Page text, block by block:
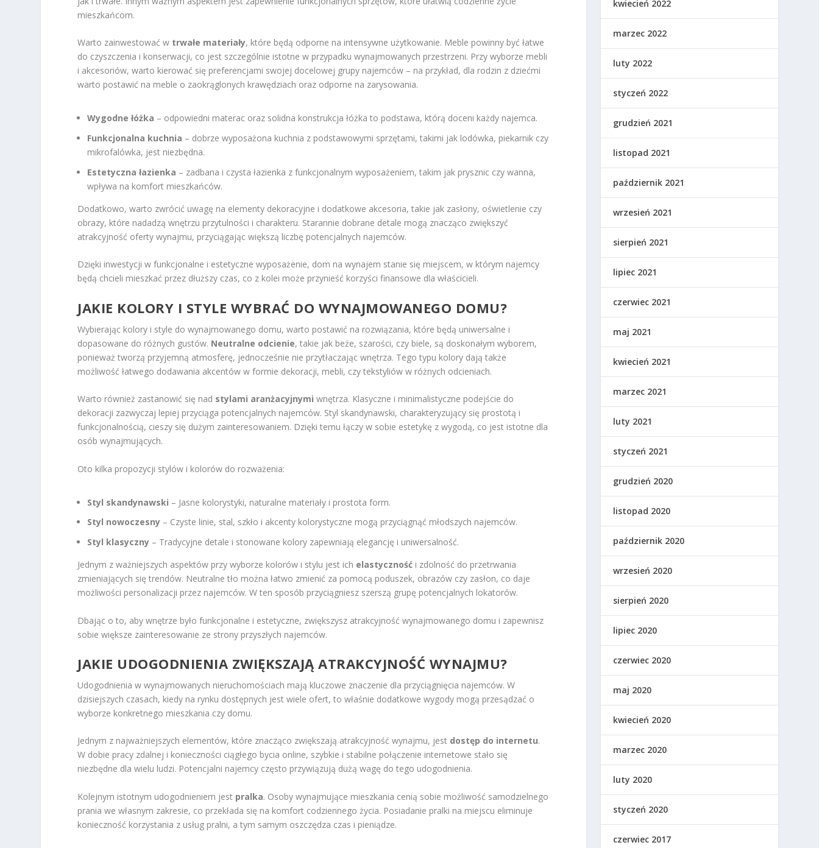
mieszkańcom.
Warto zainwestować w trwałe materiały, które będą odporne na intensywne użytkowanie. Meble powinny być łatwe
do czyszczenia i konserwacji, co jest szczególnie istotne w przypadku wynajmowanych przestrzeni. Przy wyborze mebli
i akcesoriów, warto kierować się preferencjami swojej docelowej grupy najemców – na przykład, dla rodzin z dziećmi
warto postawić na meble o zaokrąglonych krawędziach oraz odporne na zarysowania.
Wygodne łóżka – odpowiedni materac oraz solidna konstrukcja łóżka to podstawa, którą doceni każdy najemca.
Funkcjonalna kuchnia – dobrze wyposażona kuchnia z podstawowymi sprzętami, takimi jak lodówka, piekarnik czy
mikrofalówka, jest niezbędna.
Estetyczna łazienka – zadbana i czysta łazienka z funkcjonalnym wyposażeniem, takim jak prysznic czy wanna,
wpływa na komfort mieszkańców.
Dodatkowo, warto zwrócić uwagę na elementy dekoracyjne i dodatkowe akcesoria, takie jak zasłony, oświetlenie czy
obrazy, które nadadzą wnętrzu przytulności i charakteru. Starannie dobrane detale mogą znacząco zwiększyć
atrakcyjność oferty wynajmu, przyciągając większą liczbę potencjalnych najemców.
Dzięki inwestycji w funkcjonalne i estetyczne wyposażenie, dom na wynajem stanie się miejscem, w którym najemcy
będą chcieli mieszkać przez dłuższy czas, co z kolei może przynieść korzyści finansowe dla właścicieli.
JAKIE KOLORY I STYLE WYBRAĆ DO WYNAJMOWANEGO DOMU?
Wybierając kolory i style do wynajmowanego domu, warto postawić na rozwiązania, które będą uniwersalne i
dopasowane do różnych gustów. Neutralne odcienie, takie jak beże, szarości, czy biele, są doskonałym wyborem,
ponieważ tworzą przyjemną atmosferę, jednocześnie nie przytłaczając wnętrza. Tego typu kolory dają także
możliwość łatwego dodawania akcentów w formie dekoracji, mebli, czy tekstyliów w różnych odcieniach.
Warto również zastanowić się nad stylami aranżacyjnymi wnętrza. Klasyczne i minimalistyczne podejście do
dekoracji zazwyczaj lepiej przyciąga potencjalnych najemców. Styl skandynawski, charakteryzujący się prostotą i
funkcjonalnością, cieszy się dużym zainteresowaniem. Dzięki temu łączy w sobie estetykę z wygodą, co jest istotne dla
osób wynajmujących.
Oto kilka propozycji stylów i kolorów do rozważenia:
Styl skandynawski – Jasne kolorystyki, naturalne materiały i prostota form.
Styl nowoczesny – Czyste linie, stal, szkło i akcenty kolorystyczne mogą przyciągnąć młodszych najemców.
Styl klasyczny – Tradycyjne detale i stonowane kolory zapewniają elegancję i uniwersalność.
Jednym z ważniejszych aspektów przy wyborze kolorów i stylu jest ich elastyczność i zdolność do przetrwania
zmieniających się trendów. Neutralne tło można łatwo zmienić za pomocą poduszek, obrazów czy zasłon, co daje
możliwości personalizacji przez najemców. W ten sposób przyciągniesz szerszą grupę potencjalnych lokatorów.
Dbając o to, aby wnętrze było funkcjonalne i estetyczne, zwiększysz atrakcyjność wynajmowanego domu i zapewnisz
sobie większe zainteresowanie ze strony przyszłych najemców.
JAKIE UDOGODNIENIA ZWIĘKSZAJĄ ATRAKCYJNOŚĆ WYNAJMU?
Udogodnienia w wynajmowanych nieruchomościach mają kluczowe znaczenie dla przyciągnięcia najemców. W
dzisiejszych czasach, kiedy na rynku dostępnych jest wiele ofert, to właśnie dodatkowe wygody mogą przesądzać o
wyborze konkretnego mieszkania czy domu.
Jednym z najważniejszych elementów, które znacząco zwiększają atrakcyjność wynajmu, jest dostęp do internetu.
W dobie pracy zdalnej i konieczności ciągłego bycia online, szybkie i stabilne połączenie internetowe stało się
niezbędne dla wielu ludzi. Potencjalni najemcy często przywiązują dużą wagę do tego udogodnienia.
Kolejnym istotnym udogodnieniem jest pralka. Osoby wynajmujące mieszkania cenią sobie możliwość samodzielnego
prania we własnym zakresie, co przekłada się na komfort codziennego życia. Posiadanie pralki na miejscu eliminuje
konieczność korzystania z usług pralni, a tym samym oszczędza czas i pieniądze.
kwiecień 2022
marzec 2022
luty 2022
styczeń 2022
grudzień 2021
listopad 2021
październik 2021
wrzesień 2021
sierpień 2021
lipiec 2021
czerwiec 2021
maj 2021
kwiecień 2021
marzec 2021
luty 2021
styczeń 2021
grudzień 2020
listopad 2020
październik 2020
wrzesień 2020
sierpień 2020
lipiec 2020
czerwiec 2020
maj 2020
kwiecień 2020
marzec 2020
luty 2020
styczeń 2020
czerwiec 2017